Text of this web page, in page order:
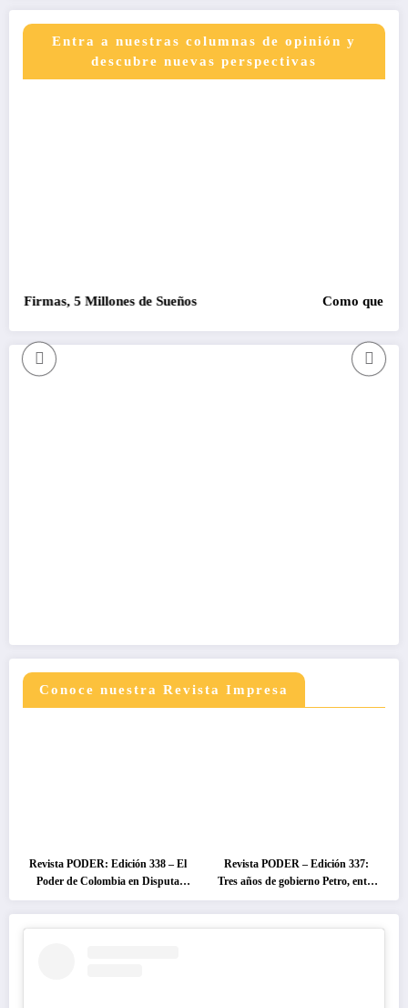
Entra a nuestras columnas de opinión y
descubre nuevas perspectivas
de Sueños Como que no se pudo
Conoce nuestra Revista Impresa
Revista PODER: Edición 338 – El
Poder de Colombia en Disputa
2026
Revista PODER – Edición 337:
Tres años de gobierno Petro, entre
el cambio prometido y el
desencanto ciudadano